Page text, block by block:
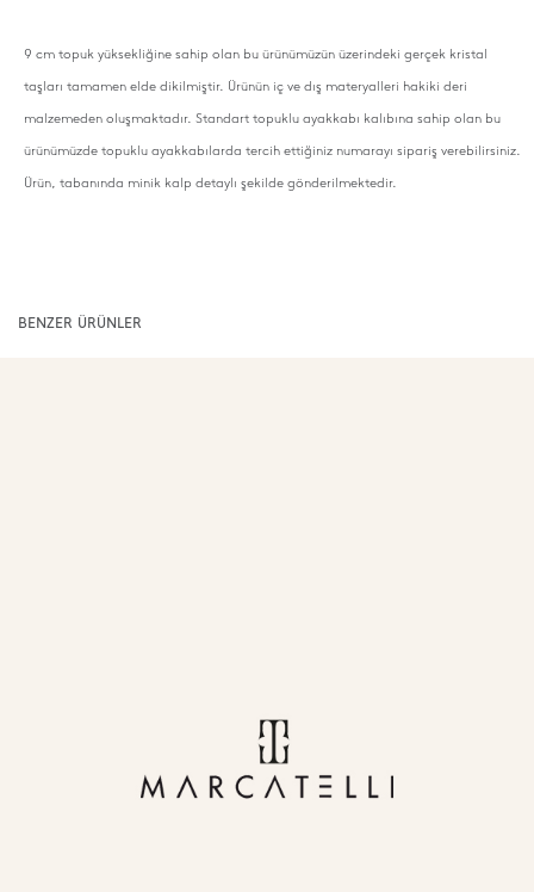
9 cm topuk yüksekliğine sahip olan bu ürünümüzün üzerindeki gerçek kristal
taşları tamamen elde dikilmiştir. Ürünün iç ve dış materyalleri hakiki deri
malzemeden oluşmaktadır. Standart topuklu ayakkabı kalıbına sahip olan bu
ürünümüzde topuklu ayakkabılarda tercih ettiğiniz numarayı sipariş verebilirsiniz.
Ürün, tabanında minik kalp detaylı şekilde gönderilmektedir.
BENZER ÜRÜNLER